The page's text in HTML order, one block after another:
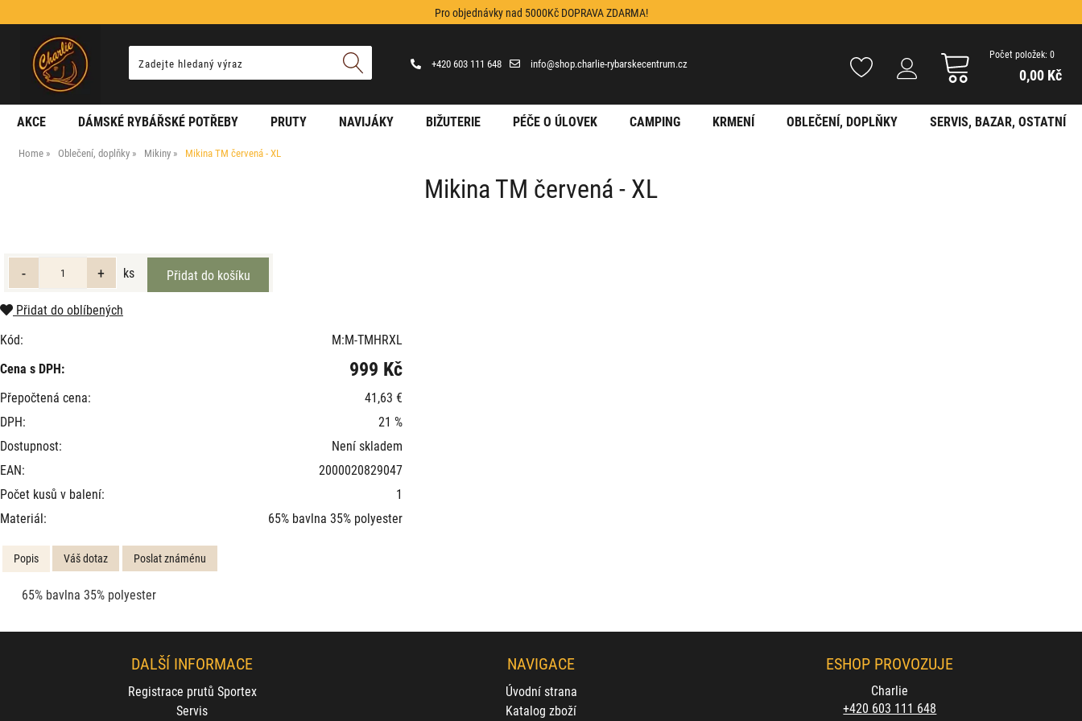
Pro objednávky nad 5000Kč DOPRAVA ZDARMA!
+420 603 111 648 info@shop.charlie-rybarskecentrum.cz
Počet položek: 0
0,00 Kč
AKCE DÁMSKÉ RYBÁŘSKÉ POTŘEBY PRUTY NAVIJÁKY BIŽUTERIE PÉČE O ÚLOVEK CAMPING KRMENÍ OBLEČENÍ, DOPLŇKY SERVIS, BAZAR, OSTATNÍ
Home Oblečení, doplňky Mikiny Mikina TM červená - XL
Mikina TM červená - XL
ks
Přidat do oblíbených
Kód:
M:M-TMHRXL
Cena s DPH:
999 Kč
Přepočtená cena:
41,63 €
DPH:
21 %
Dostupnost:
Není skladem
EAN:
2000020829047
Počet kusů v balení:
1
Materiál:
65% bavlna 35% polyester
Popis Váš dotaz Poslat známénu
65% bavlna 35% polyester
DALŠÍ INFORMACE
Registrace prutů Sportex
Servis
NAVIGACE
Úvodní strana
Katalog zboží
ESHOP PROVOZUJE
Charlie
+420 603 111 648